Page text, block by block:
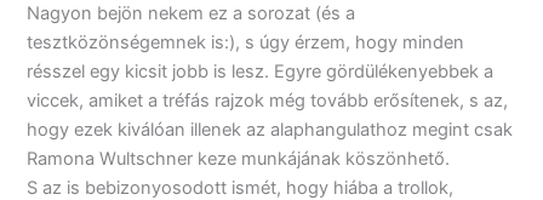
Nagyon bejön nekem ez a sorozat (és a
tesztközönségemnek is:), s úgy érzem, hogy minden
résszel egy kicsit jobb is lesz. Egyre gördülékenyebbek a
viccek, amiket a tréfás rajzok még tovább erősítenek, s az,
hogy ezek kiválóan illenek az alaphangulathoz megint csak
Ramona Wultschner keze munkájának köszönhető.
S az is bebizonyosodott ismét, hogy hiába a trollok,